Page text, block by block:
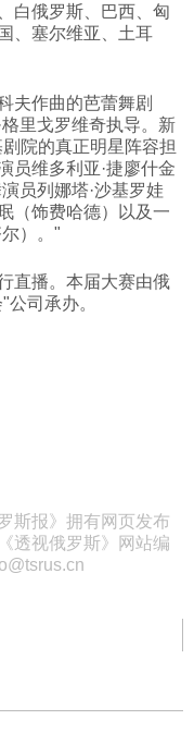
白俄罗斯、巴西、匈
、塞尔维亚、土耳
夫作曲的芭蕾舞剧
格里戈罗维奇执导。新
院的真正明星阵容担
员维多利亚·捷廖什金
员列娜塔·沙基罗娃
（饰费哈德）以及一
）。"
直播。本届大赛由俄
司承办。
斯报》拥有网页发布
透视俄罗斯》网站编